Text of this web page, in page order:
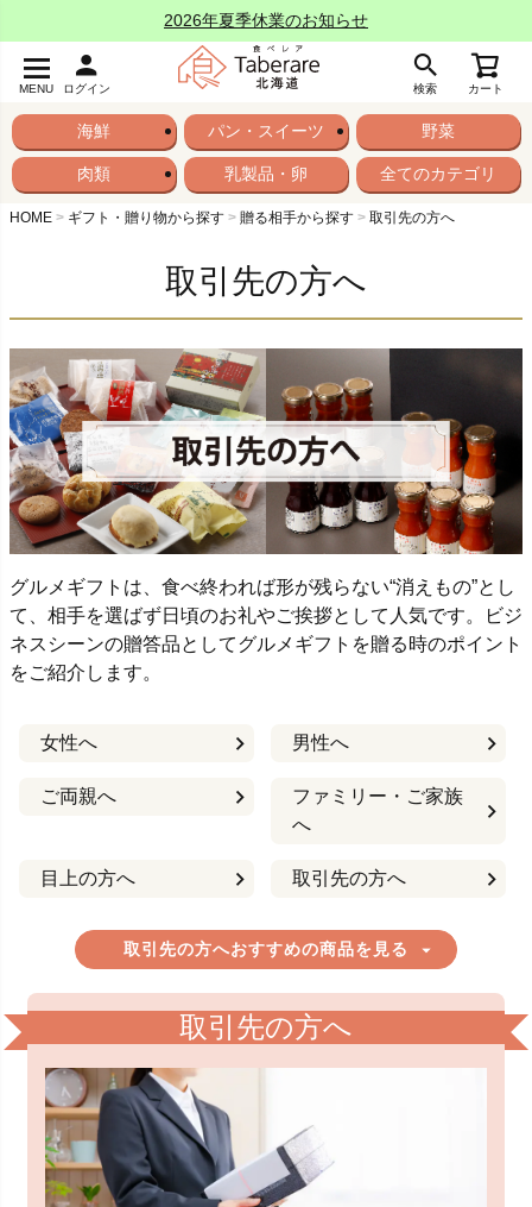
2026年夏季休業のお知らせ
MENU ログイン 検索 カート
海鮮 パン・スイーツ 野菜
肉類 乳製品・卵 全てのカテゴリ
HOME ギフト・贈り物から探す 贈る相手から探す 取引先の方へ
取引先の方へ
グルメギフトは、食べ終われば形が残らない“消えもの”とし
て、相手を選ばず日頃のお礼やご挨拶として人気です。ビジ
ネスシーンの贈答品としてグルメギフトを贈る時のポイント
をご紹介します。
女性へ 男性へ
ご両親へ
ファミリー・ご家族
へ
目上の方へ 取引先の方へ
取引先の方へおすすめの商品を見る
取引先の方へ